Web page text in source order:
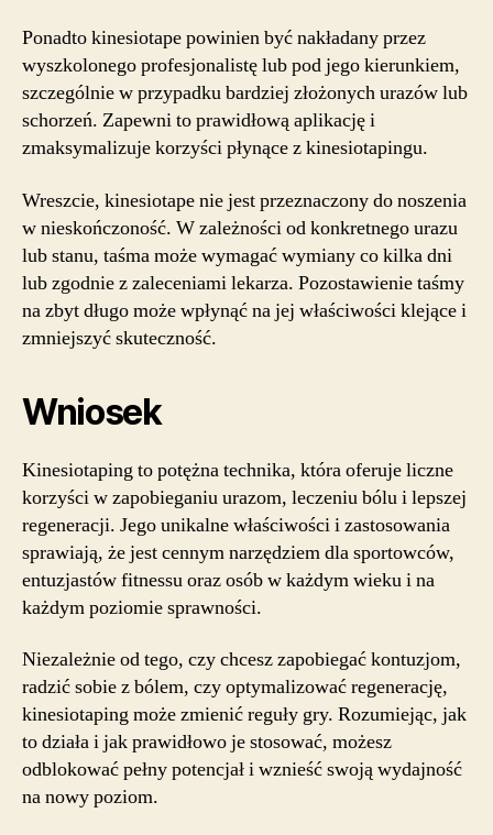
Ponadto kinesiotape powinien być nakładany przez
wyszkolonego profesjonalistę lub pod jego kierunkiem,
szczególnie w przypadku bardziej złożonych urazów lub
schorzeń. Zapewni to prawidłową aplikację i
zmaksymalizuje korzyści płynące z kinesiotapingu.
Wreszcie, kinesiotape nie jest przeznaczony do noszenia
w nieskończoność. W zależności od konkretnego urazu
lub stanu, taśma może wymagać wymiany co kilka dni
lub zgodnie z zaleceniami lekarza. Pozostawienie taśmy
na zbyt długo może wpłynąć na jej właściwości klejące i
zmniejszyć skuteczność.
Wniosek
Kinesiotaping to potężna technika, która oferuje liczne
korzyści w zapobieganiu urazom, leczeniu bólu i lepszej
regeneracji. Jego unikalne właściwości i zastosowania
sprawiają, że jest cennym narzędziem dla sportowców,
entuzjastów fitnessu oraz osób w każdym wieku i na
każdym poziomie sprawności.
Niezależnie od tego, czy chcesz zapobiegać kontuzjom,
radzić sobie z bólem, czy optymalizować regenerację,
kinesiotaping może zmienić reguły gry. Rozumiejąc, jak
to działa i jak prawidłowo je stosować, możesz
odblokować pełny potencjał i wznieść swoją wydajność
na nowy poziom.